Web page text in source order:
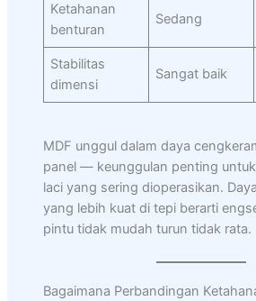
Ketahanan
benturan
Sedang
Stabilitas
dimensi
Sangat baik
MDF unggul dalam daya
panel — keunggulan penting
laci yang sering dioperasikan.
yang lebih kuat di tepi berarti
pintu tidak mudah turun tidak rata.
Bagaimana Perbandingan